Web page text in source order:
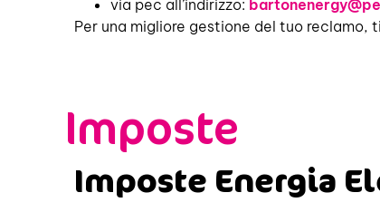
via pec all’indirizzo:
Per una migliore gestione del tuo reclamo,
Imposte
Imposte Energia